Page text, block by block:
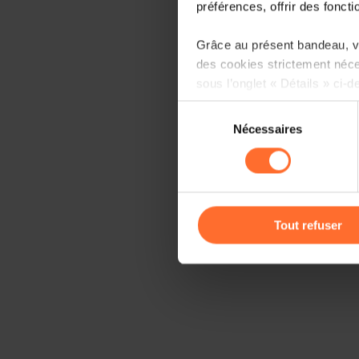
préférences, offrir des
Grâce au présent bandeau,
des cookies strictement
sous l’onglet « Détails » ci-
Il est précisé que la
sociaux, sauvegarde des
cas de refus de tous les
gauche de chaque page.
consentement
Nécessaires
Tout refuser